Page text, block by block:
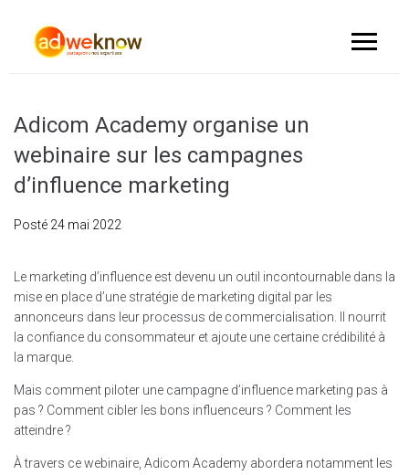
Adicom Academy organise un
webinaire sur les campagnes
d’influence marketing
Posté 24 mai 2022
Le marketing d’influence est devenu un outil incontournable dans la
mise en place d’une stratégie de marketing digital par les
annonceurs dans leur processus de commercialisation. Il nourrit
la confiance du consommateur et ajoute une certaine crédibilité à
la marque.
Mais comment piloter une campagne d’influence marketing pas à
pas ? Comment cibler les bons influenceurs ? Comment les
atteindre ?
À travers ce webinaire, Adicom Academy abordera notamment les